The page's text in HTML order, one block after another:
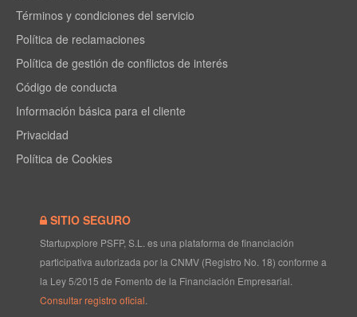
Términos y condiciones del servicio
Política de reclamaciones
Política de gestión de conflictos de interés
Código de conducta
Información básica para el cliente
Privacidad
Política de Cookies
SITIO SEGURO
Startupxplore PSFP, S.L. es una plataforma de financiación
participativa autorizada por la CNMV (Registro No. 18) conforme a
la Ley 5/2015 de Fomento de la Financiación Empresarial.
Consultar registro oficial